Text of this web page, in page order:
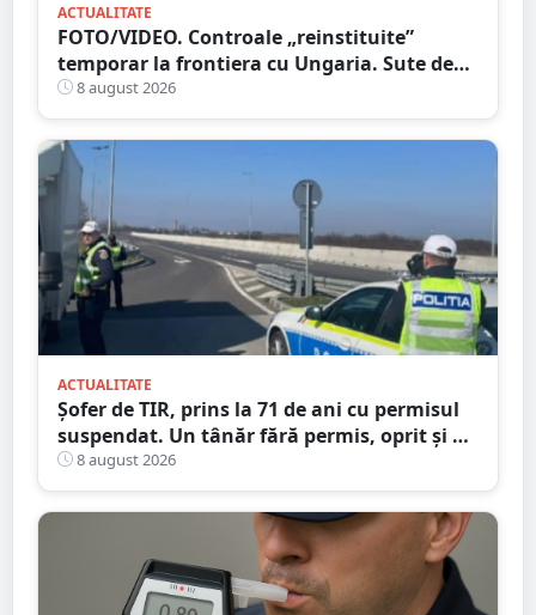
ACTUALITATE
FOTO/VIDEO. Controale „reinstituite”
temporar la frontiera cu Ungaria. Sute de
persoane și mașini, verificate în județul
Satu Mare
8 august 2026
ACTUALITATE
Șofer de TIR, prins la 71 de ani cu permisul
suspendat. Un tânăr fără permis, oprit și el
la Petea
8 august 2026